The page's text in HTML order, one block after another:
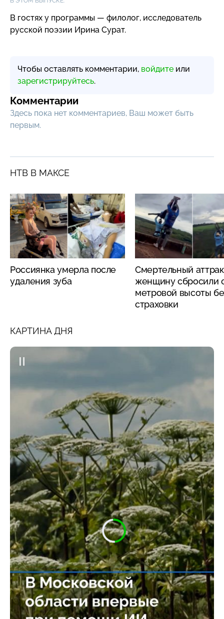
В гостях у программы — филолог, исследователь
русской поэзии Ирина Сурат.
Чтобы оставлять комментарии, войдите или
зарегистрируйтесь.
Комментарии
Здесь пока нет комментариев, Ваш может быть
первым.
НТВ В МАКСЕ
Россиянка умерла после
удаления зуба
Смертельный
женщину сбросили
метровой высоты
страховки
КАРТИНА ДНЯ